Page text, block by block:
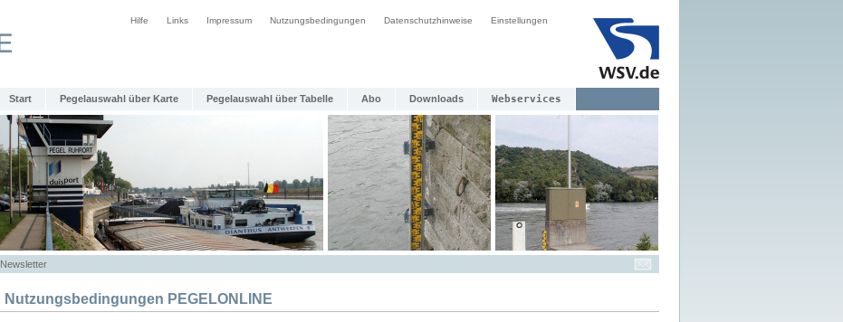
Hilfe Links Impressum Nutzungsbedingungen Datenschutzhinweise Einstellungen
Start Pegelauswahl über Karte Pegelauswahl über Tabelle Abo Downloads Webservices
Newsletter
Nutzungsbedingungen PEGELONLINE